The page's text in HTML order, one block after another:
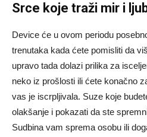
Srce koje traži mir i
Device će u ovom periodu
trenutaka kada ćete pomisliti da
upravo tada dolazi prilika za
neko iz prošlosti ili ćete konačno
vas je iscrpljivala. Suze koje
olakšanje i pokazati da ste
Sudbina vam sprema osobu ili